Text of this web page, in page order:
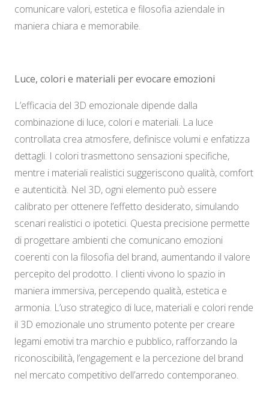
comunicare valori, estetica e filosofia aziendale in
maniera chiara e memorabile.
Luce, colori e materiali per evocare emozioni
L’efficacia del 3D emozionale dipende dalla
combinazione di luce, colori e materiali. La luce
controllata crea atmosfere, definisce volumi e enfatizza
dettagli. I colori trasmettono sensazioni specifiche,
mentre i materiali realistici suggeriscono qualità, comfort
e autenticità. Nel 3D, ogni elemento può essere
calibrato per ottenere l’effetto desiderato, simulando
scenari realistici o ipotetici. Questa precisione permette
di progettare ambienti che comunicano emozioni
coerenti con la filosofia del brand, aumentando il valore
percepito del prodotto. I clienti vivono lo spazio in
maniera immersiva, percependo qualità, estetica e
armonia. L’uso strategico di luce, materiali e colori rende
il 3D emozionale uno strumento potente per creare
legami emotivi tra marchio e pubblico, rafforzando la
riconoscibilità, l’engagement e la percezione del brand
nel mercato competitivo dell’arredo contemporaneo.